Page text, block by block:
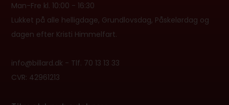
Man-Fre kl. 10:00 - 16:30
Lukket på alle helligdage, Grundlovsdag, Påskelørdag og
dagen efter Kristi Himmelfart.
info@billard.dk - Tlf. 70 13 13 33
CVR: 42961213